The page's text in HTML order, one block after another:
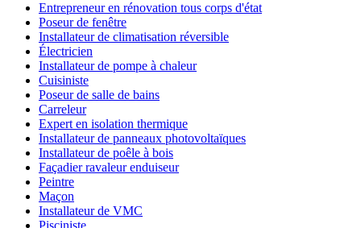
Entrepreneur en rénovation tous corps d'état
Poseur de fenêtre
Installateur de climatisation réversible
Électricien
Installateur de pompe à chaleur
Cuisiniste
Poseur de salle de bains
Carreleur
Expert en isolation thermique
Installateur de panneaux photovoltaïques
Installateur de poêle à bois
Façadier ravaleur enduiseur
Peintre
Maçon
Installateur de VMC
Pisciniste